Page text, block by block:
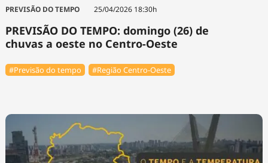
PREVISÃO DO TEMPO 25/04/2026 18:30h
PREVISÃO DO TEMPO: domingo (26) de
chuvas a oeste no Centro-Oeste
#Previsão do tempo #Região Centro-Oeste